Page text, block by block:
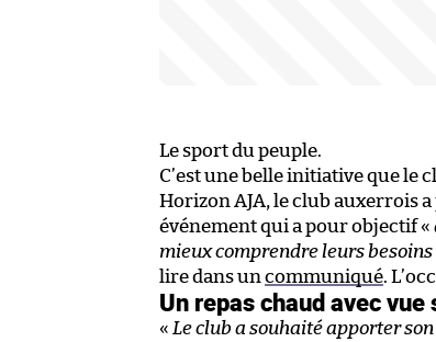
Le sport du peuple.
C’est une belle initiative que le
Horizon AJA, le club auxerrois
événement qui a pour objectif «
mieux comprendre leurs
lire dans un communiqué.
Un repas chaud avec
« Le club a souhaité apporter